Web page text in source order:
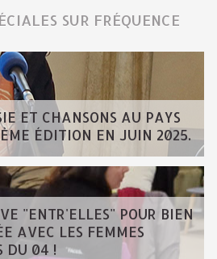
SUR FRÉQUENCE
ET CHANSONS AU PAYS
ÉDITION EN JUIN 2025.
"ENTR'ELLES" POUR BIEN
AVEC LES FEMMES
DU 04 !